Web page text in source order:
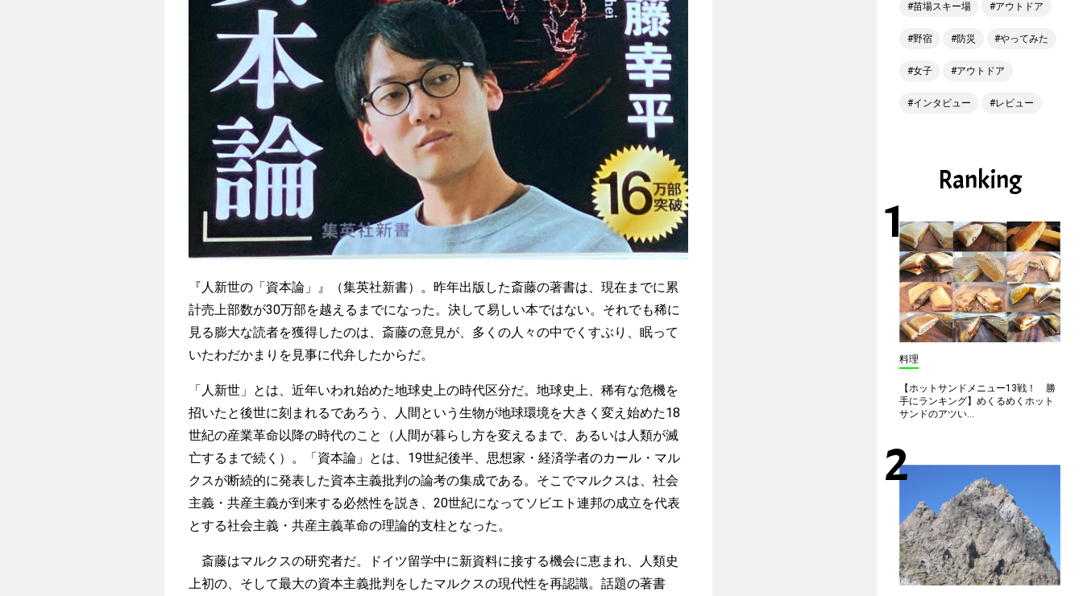
『人新世の「資本論」』（集英社新書）。昨年出版した斎藤の著書は、現在までに累
計売上部数が30万部を越えるまでになった。決して易しい本ではない。それでも稀に
見る膨大な読者を獲得したのは、斎藤の意見が、多くの人々の中でくすぶり、眠って
いたわだかまりを見事に代弁したからだ。
「人新世」とは、近年いわれ始めた地球史上の時代区分だ。地球史上、稀有な危機を
招いたと後世に刻まれるであろう、人間という生物が地球環境を大きく変え始めた18
世紀の産業革命以降の時代のこと（人間が暮らし方を変えるまで、あるいは人類が滅
亡するまで続く）。「資本論」とは、19世紀後半、思想家・経済学者のカール・マル
クスが断続的に発表した資本主義批判の論考の集成である。そこでマルクスは、社会
主義・共産主義が到来する必然性を説き、20世紀になってソビエト連邦の成立を代表
とする社会主義・共産主義革命の理論的支柱となった。
斎藤はマルクスの研究者だ。ドイツ留学中に新資料に接する機会に恵まれ、人類史
上初の、そして最大の資本主義批判をしたマルクスの現代性を再認識。話題の著書
苗場スキー場 アウトドア
野宿 防災 やってみた
女子 アウトドア
インタビュー レビュー
Ranking
料理
【ホットサンドメニュー13戦！ 勝
手にランキング】めくるめくホット
サンドのアツい...